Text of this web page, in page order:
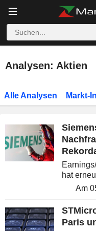
Analysen: Aktien
Alle Analysen Markt-
hat
und
Portfolio
Am
Paris